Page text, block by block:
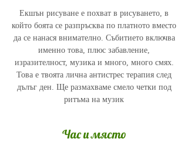
Екшън рисуване е похват в рисуването, в
който боята се разпръсква по платното вместо
да се нанася внимателно. Събитието включва
именно това, плюс забавление,
изразителност, музика и много, много смях.
Това е твоята лична антистрес терапия след
дълъг ден. Ще размахваме смело четки под
ритъма на музик
Час и място